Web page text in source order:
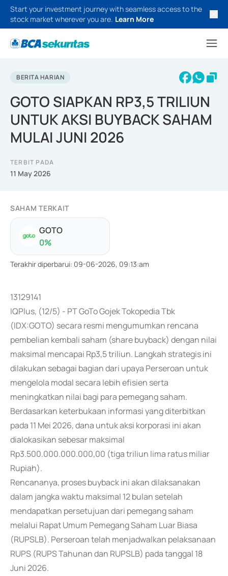
Start your investment journey with seamless access to the
stock market wherever you are. Learn More
BERITA HARIAN
GOTO SIAPKAN RP3,5 TRILIUN
UNTUK AKSI BUYBACK SAHAM
MULAI JUNI 2026
TERBIT PADA
11 May 2026
SAHAM TERKAIT
GOTO
0%
Terakhir diperbarui: 09-06-2026, 09:13:am
13129141
IQPlus, (12/5) - PT GoTo Gojek Tokopedia Tbk
(IDX:GOTO) secara resmi mengumumkan rencana
pembelian kembali saham (share buyback) dengan nilai
maksimal mencapai Rp3,5 triliun. Langkah strategis ini
dilakukan sebagai bagian dari upaya Perseroan untuk
mengelola modal secara lebih efisien serta
meningkatkan nilai bagi para pemegang saham.
Berdasarkan keterbukaan informasi yang diterbitkan
pada 11 Mei 2026, dana untuk aksi korporasi ini akan
dialokasikan sebesar maksimal
Rp3.500.000.000.000,00 (tiga triliun lima ratus miliar
Rupiah).
Rencananya, proses buyback ini akan dilaksanakan
dalam jangka waktu maksimal 12 bulan setelah
mendapatkan persetujuan dari pemegang saham
melalui Rapat Umum Pemegang Saham Luar Biasa
(RUPSLB). Perseroan telah menjadwalkan pelaksanaan
RUPS (RUPS Tahunan dan RUPSLB) pada tanggal 18
Juni 2026.